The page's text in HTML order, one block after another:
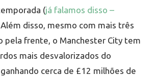
(já falamos disso –
disso, mesmo com mais três
pela frente, o Manchester City tem
mais desvalorizados do
cerca de £12 milhões de